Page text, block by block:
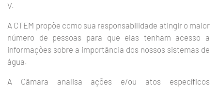
V.
A CTEM propõe como sua responsabilidade atingir o maior
número de pessoas para que elas tenham acesso a
informações sobre a importância dos nossos sistemas de
água.
A Câmara analisa ações e/ou atos específicos